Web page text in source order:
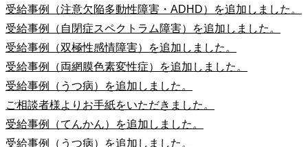
受給事例（注意欠陥多動性障害・ADHD）を追加しました。
受給事例（自閉症スペクトラム障害）を追加しました。
受給事例（双極性感情障害）を追加しました。
受給事例（両網膜色素変性症）を追加しました。
受給事例（うつ病）を追加しました。
ご相談者様よりお手紙をいただきました。
受給事例（てんかん）を追加しました。
受給事例（うつ病）を追加しました。